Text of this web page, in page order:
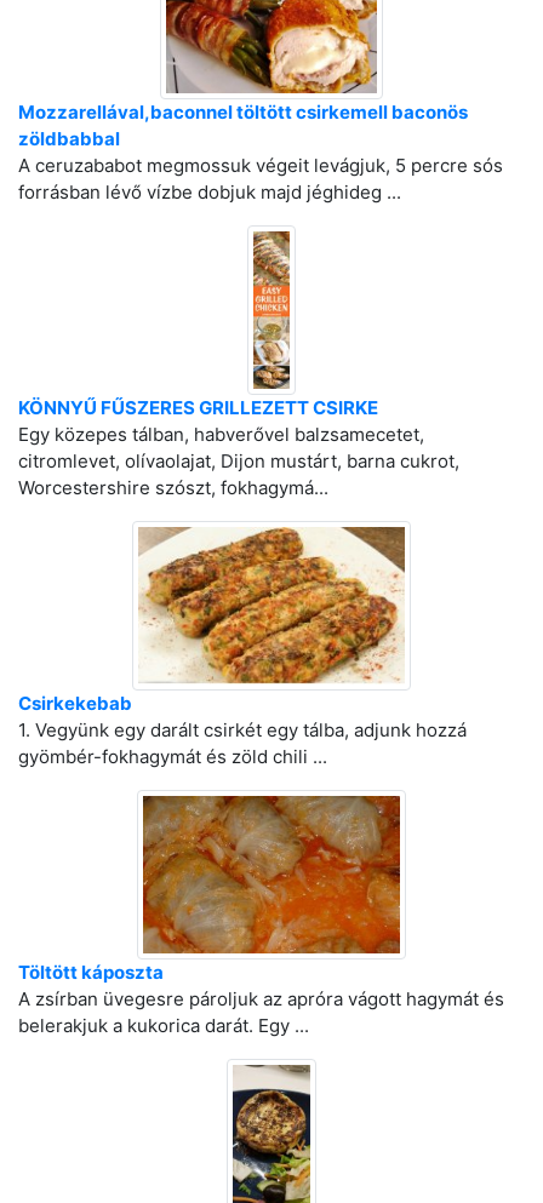
Mozzarellával,baconnel töltött csirkemell baconös
zöldbabbal
A ceruzababot megmossuk végeit levágjuk, 5 percre sós
forrásban lévő vízbe dobjuk majd jéghideg ...
KÖNNYŰ FŰSZERES GRILLEZETT CSIRKE
Egy közepes tálban, habverővel balzsamecetet,
citromlevet, olívaolajat, Dijon mustárt, barna cukrot,
Worcestershire szószt, fokhagymá...
Csirkekebab
1. Vegyünk egy darált csirkét egy tálba, adjunk hozzá
gyömbér-fokhagymát és zöld chili ...
Töltött káposzta
A zsírban üvegesre pároljuk az apróra vágott hagymát és
belerakjuk a kukorica darát. Egy ...